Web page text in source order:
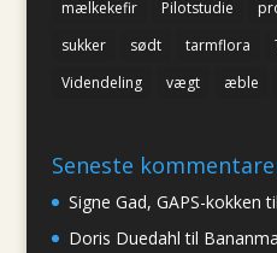
mælkekefir
Pilotstudie
sukker
sødt tarmflora
Videndeling
vægt æble
Seneste
Signe Gad, GAPS-kokken til
Doris Duedahl til